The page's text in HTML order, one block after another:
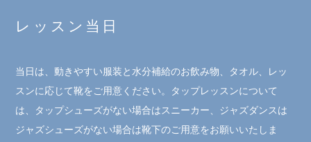
レッスン当日
当日は、動きやすい服装と水分補給のお飲み物、タオル、レッ
スンに応じて靴をご用意ください。タップレッスンについて
は、タップシューズがない場合はスニーカー、ジャズダンスは
ジャズシューズがない場合は靴下のご用意をお願いいたしま